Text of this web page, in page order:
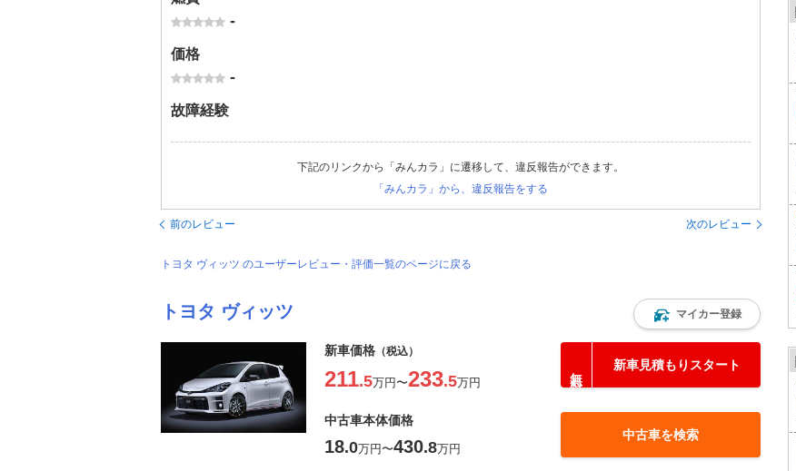
-
価格
-
故障経験
下記のリンクから「みんカラ」に遷移して、違反報告ができます。
「みんカラ」から、違反報告をする
前のレビュー 次のレビュー
トヨタ ヴィッツ のユーザーレビュー・評価一覧のページに戻る
トヨタ ヴィッツ マイカー登録
新車価格 （税込）
211.5万円〜233.5万円
新車見積もりスタート
中古車本体価格
18.0万円〜430.8万円
中古車を検索